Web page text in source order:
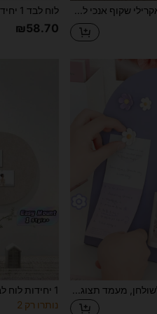
₪58.70
1 יחידה לוח מגנטי לשולחן, מעמד תצוגה יצירתי להודעות, פנקס הודעות ביתי, עיצוב קיר תמונות מגנטי, לוח מחיק מתכתי לשולחן, מתאים ללוח הודעות לתחנת עבודה במשרד, עיצוב שולחן, חזרה לבית הספר
נותרו רק 2